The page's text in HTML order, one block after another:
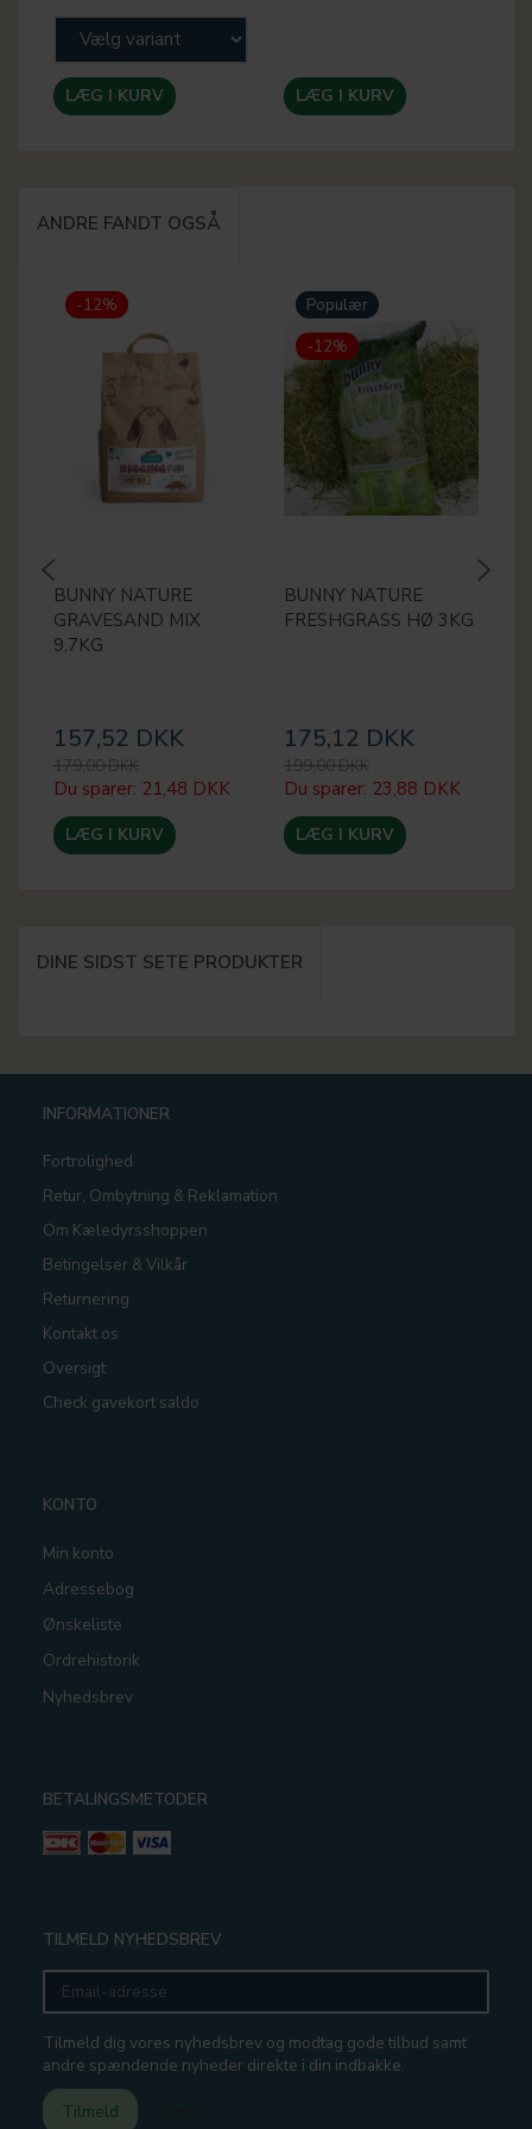
LÆG I KURV LÆG I KURV
ANDRE FANDT OGSÅ
-12%
BUNNY NATURE
GRAVESAND MIX
9,7KG
157,52 DKK
179,00 DKK
Du sparer: 21,48 DKK
LÆG I KURV
Populær
-12%
BUNNY NATURE
FRESHGRASS HØ 3KG
175,12 DKK
199,00 DKK
Du sparer: 23,88 DKK
LÆG I KURV
DINE SIDST SETE PRODUKTER
INFORMATIONER
Fortrolighed
Retur, Ombytning & Reklamation
Om Kæledyrsshoppen
Betingelser & Vilkår
Returnering
Kontakt os
Oversigt
Check gavekort saldo
KONTO
Min konto
Adressebog
Ønskeliste
Ordrehistorik
Nyhedsbrev
BETALINGSMETODER
TILMELD NYHEDSBREV
Email-
adresse
Tilmeld dig vores nyhedsbrev og modtag gode tilbud samt
andre spændende nyheder direkte i din indbakke.
Tilmeld